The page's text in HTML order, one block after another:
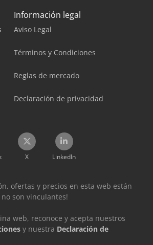
Información legal
Aviso Legal
Términos y Condiciones
Reglas de mercado
Declaración de privacidad
X LinkedIn
ofertas y precios en esta web están
son vinculantes!
web, reconoce y acepta nuestros
y nuestra Declaración de